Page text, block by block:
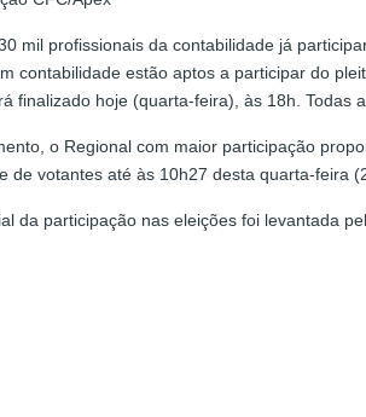
mil profissionais da contabilidade já
contabilidade estão aptos a participar do
finalizado hoje (quarta-feira), às 18h. Todas
o Regional com maior participação
de votantes até às 10h27 desta quarta-feira
da participação nas eleições foi levantada